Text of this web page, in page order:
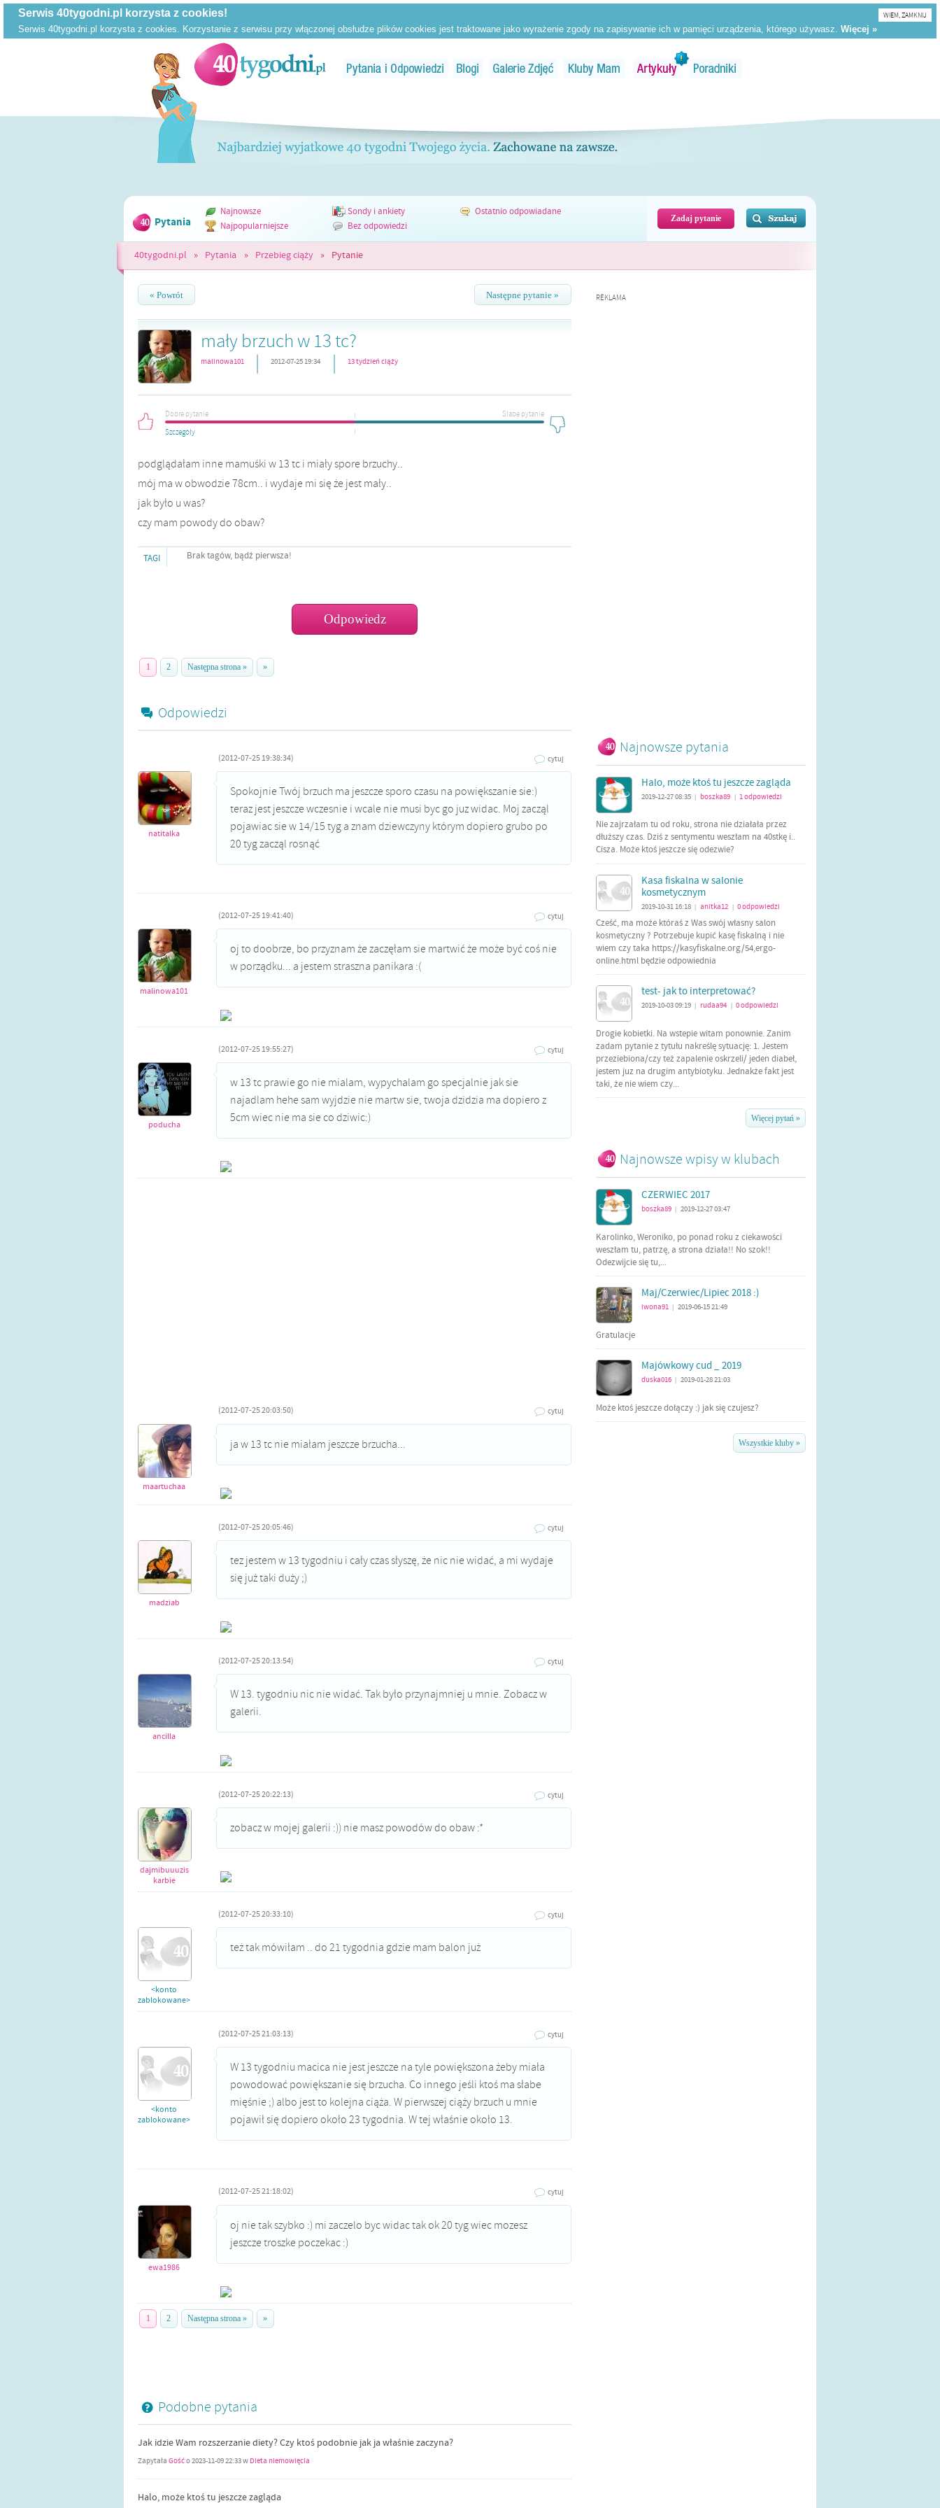
WIEM, ZAMKNIJ
Pytania
Najnowsze Sondy i ankiety
Ostatnio odpowiadane
Najpopularniejsze
Bez odpowiedzi
Zadaj pytanie
40tygodni.pl » Pytania » Przebieg ciąży » Pytanie
« Powrót Następne pytanie »
mały brzuch w 13 tc?
malinowa101 | 2012-07-25 19:34 | 13 tydzień ciąży
Dobre pytanie
Słabe pytanie
Szczegóły
podglądałam inne mamuśki w 13 tc i miały spore brzuchy..
mój ma w obwodzie 78cm.. i wydaje mi się że jest mały..
jak było u was?
czy mam powody do obaw?
TAGI Brak tagów, bądź pierwsza!
1 2 Następna strona » »
Odpowiedzi
(2012-07-25 19:38:34) cytuj
natitalka
Spokojnie Twój brzuch ma jeszcze sporo czasu na powiększanie sie:)
teraz jest jeszcze wczesnie i wcale nie musi byc go juz widac. Moj zacząl
pojawiac sie w 14/15 tyg a znam dziewczyny którym dopiero grubo po
20 tyg zacząl rosnąć
(2012-07-25 19:41:40) cytuj
malinowa101
oj to doobrze, bo przyznam że zaczęłam sie martwić że może być coś nie
w porządku... a jestem straszna panikara :(
(2012-07-25 19:55:27) cytuj
poducha
w 13 tc prawie go nie mialam, wypychalam go specjalnie jak sie
najadlam hehe sam wyjdzie nie martw sie, twoja dzidzia ma dopiero z
5cm wiec nie ma sie co dziwic:)
(2012-07-25 20:03:50) cytuj
maartuchaa
ja w 13 tc nie miałam jeszcze brzucha...
(2012-07-25 20:05:46) cytuj
madziab
tez jestem w 13 tygodniu i cały czas słyszę, że nic nie widać, a mi wydaje
się już taki duży ;)
(2012-07-25 20:13:54) cytuj
ancilla
W 13. tygodniu nic nie widać. Tak było przynajmniej u mnie. Zobacz w
galerii.
(2012-07-25 20:22:13) cytuj
dajmibuuuzis
karbie
zobacz w mojej galerii :)) nie masz powodów do obaw :*
(2012-07-25 20:33:10) cytuj
<konto
zablokowane>
też tak mówiłam .. do 21 tygodnia gdzie mam balon już
(2012-07-25 21:03:13) cytuj
<konto
zablokowane>
W 13 tygodniu macica nie jest jeszcze na tyle powiększona żeby miała
powodować powiększanie się brzucha. Co innego jeśli ktoś ma słabe
mięśnie ;) albo jest to kolejna ciąża. W pierwszej ciąży brzuch u mnie
pojawił się dopiero około 23 tygodnia. W tej właśnie około 13.
(2012-07-25 21:18:02) cytuj
ewa1986
oj nie tak szybko :) mi zaczelo byc widac tak ok 20 tyg wiec mozesz
jeszcze troszke poczekac :)
1 2 Następna strona » »
Podobne pytania
Jak idzie Wam rozszerzanie diety? Czy ktoś podobnie jak ja właśnie zaczyna?
Zapytała Gośćo2023-11-09 22:33w Dieta niemowlęcia
Halo, może ktoś tu jeszcze zagląda
REKLAMA
Najnowsze pytania
Halo, może ktoś tu jeszcze zagląda
2019-12-27 08:35 boszka89 1odpowiedzi
Nie zajrzałam tu od roku, strona nie działała przez
dłuższy czas. Dziś z sentymentu weszłam na 40stkę i..
Cisza. Może ktoś jeszcze się odezwie?
Kasa fiskalna w salonie
kosmetycznym
2019-10-31 16:18 anitka12 0odpowiedzi
Cześć, ma może któraś z Was swój własny salon
kosmetyczny ? Potrzebuje kupić kasę fiskalną i nie
wiem czy taka https://kasyfiskalne.org/54,ergo-
online.html będzie odpowiednia
test- jak to interpretować?
2019-10-03 09:19 rudaa94 0odpowiedzi
Drogie kobietki. Na wstepie witam ponownie. Zanim
zadam pytanie z tytułu nakreślę sytuację: 1. Jestem
przeziebiona/czy też zapalenie oskrzeli/ jeden diabeł,
jestem juz na drugim antybiotyku. Jednakże fakt jest
taki, że nie wiem czy...
Więcej pytań »
Najnowsze wpisy w klubach
CZERWIEC 2017
boszka89 2019-12-27 03:47
Karolinko, Weroniko, po ponad roku z ciekawości
weszłam tu, patrzę, a strona działa!! No szok!!
Odezwijcie się tu,...
Maj/Czerwiec/Lipiec 2018 :)
iwona91 2019-06-15 21:49
Gratulacje
Majówkowy cud _ 2019
duska016 2019-01-28 21:03
Może ktoś jeszcze dołączy :) jak się czujesz?
Wszystkie kluby »